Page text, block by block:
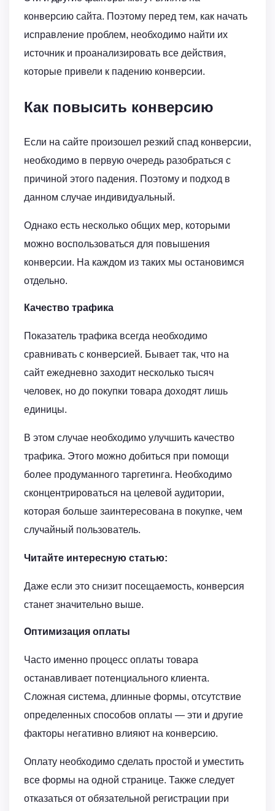
конверсию сайта. Поэтому перед тем, как начать
исправление проблем, необходимо найти их
источник и проанализировать все действия,
которые привели к падению конверсии.
Как повысить конверсию
Если на сайте произошел резкий спад конверсии,
необходимо в первую очередь разобраться с
причиной этого падения. Поэтому и подход в
данном случае индивидуальный.
Однако есть несколько общих мер, которыми
можно воспользоваться для повышения
конверсии. На каждом из таких мы остановимся
отдельно.
Качество трафика
Показатель трафика всегда необходимо
сравнивать с конверсией. Бывает так, что на
сайт ежедневно заходит несколько тысяч
человек, но до покупки товара доходят лишь
единицы.
В этом случае необходимо улучшить качество
трафика. Этого можно добиться при помощи
более продуманного таргетинга. Необходимо
сконцентрироваться на целевой аудитории,
которая больше заинтересована в покупке, чем
случайный пользователь.
Читайте интересную статью:
Даже если это снизит посещаемость, конверсия
станет значительно выше.
Оптимизация оплаты
Часто именно процесс оплаты товара
останавливает потенциального клиента.
Сложная система, длинные формы, отсутствие
определенных способов оплаты — эти и другие
факторы негативно влияют на конверсию.
Оплату необходимо сделать простой и уместить
все формы на одной странице. Также следует
отказаться от обязательной регистрации при